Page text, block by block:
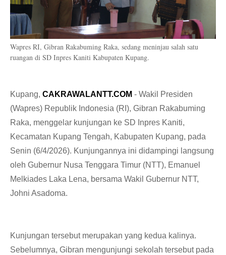
Wapres RI, Gibran Rakabuming Raka, sedang meninjau salah satu
ruangan di SD Inpres Kaniti Kabupaten Kupang.
Kupang, CAKRAWALANTT.COM - Wakil Presiden
(Wapres) Republik Indonesia (RI), Gibran Rakabuming
Raka, menggelar kunjungan ke SD Inpres Kaniti,
Kecamatan Kupang Tengah, Kabupaten Kupang, pada
Senin (6/4/2026). Kunjungannya ini didampingi langsung
oleh Gubernur Nusa Tenggara Timur (NTT), Emanuel
Melkiades Laka Lena, bersama Wakil Gubernur NTT,
Johni Asadoma.
Kunjungan tersebut merupakan yang kedua kalinya.
Sebelumnya, Gibran mengunjungi sekolah tersebut pada